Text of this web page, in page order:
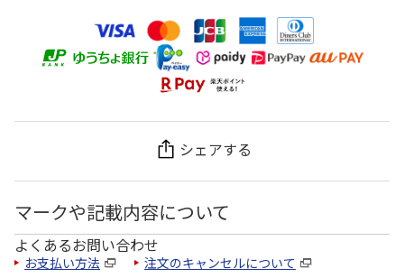
シェアする
マークや記載内容について
よくあるお問い合わせ
お支払い方法 注文のキャンセルについて